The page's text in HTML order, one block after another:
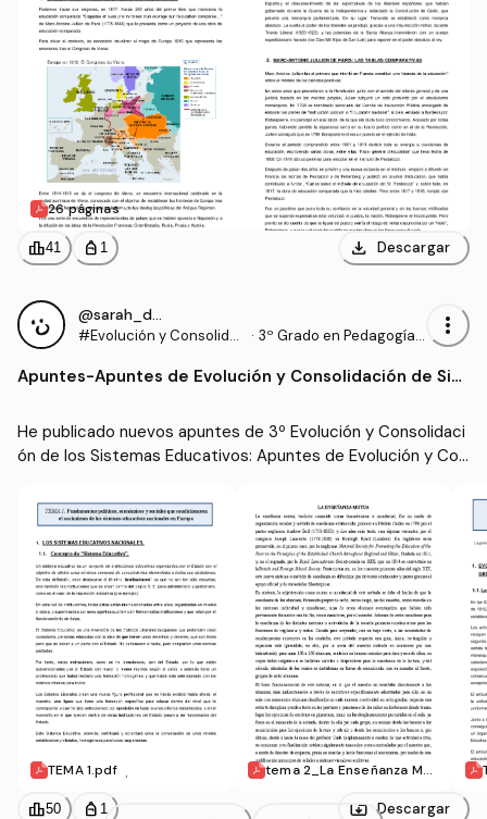
26 páginas
leaderboard41 personal_bag 1 download Descargar
@sarah_dauber
#Evolución y Consolida
cativos
· 3º Grado en Pedagogía
more_vert
Apuntes-Apuntes de Evolución y Consolidación de Sist
He publicado nuevos apuntes de 3º Evolución y Consolidaci
ón de los Sistemas Educativos: Apuntes de Evolución y Con
TEMA 1.pdf
tema 2_La Enseñanza Mut
leaderboard50 personal_bag 1 Descargar